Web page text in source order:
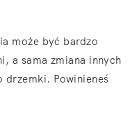
może być bardzo
a sama zmiana innych
drzemki. Powinieneś